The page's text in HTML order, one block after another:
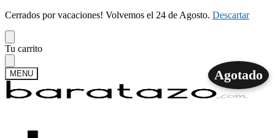
Cerrados por vacaciones! Volvemos el 24 de Agosto. Descartar
Skip
to
navigation
Skip
to
content
Tu carrito
MENU
Mi cuenta
Agotado